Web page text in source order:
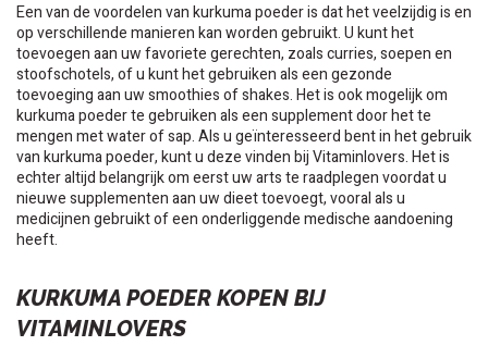
Een van de voordelen van kurkuma poeder is dat het veelzijdig is en
op verschillende manieren kan worden gebruikt. U kunt het
toevoegen aan uw favoriete gerechten, zoals curries, soepen en
stoofschotels, of u kunt het gebruiken als een gezonde
toevoeging aan uw smoothies of shakes. Het is ook mogelijk om
kurkuma poeder te gebruiken als een supplement door het te
mengen met water of sap. Als u geïnteresseerd bent in het gebruik
van kurkuma poeder, kunt u deze vinden bij Vitaminlovers. Het is
echter altijd belangrijk om eerst uw arts te raadplegen voordat u
nieuwe supplementen aan uw dieet toevoegt, vooral als u
medicijnen gebruikt of een onderliggende medische aandoening
heeft.
KURKUMA POEDER KOPEN BIJ
VITAMINLOVERS